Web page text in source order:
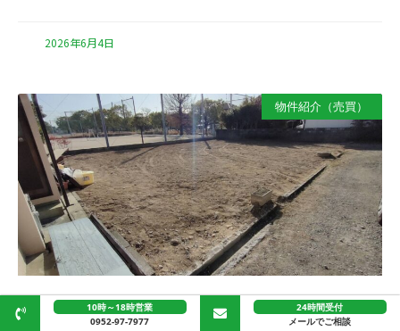
2026年6月4日
物件紹介（売買）
佐賀市昭栄町の土地 お引き渡しいたしました！！
10時～18時営業
0952-97-7977
24時間受付
メールでご相談